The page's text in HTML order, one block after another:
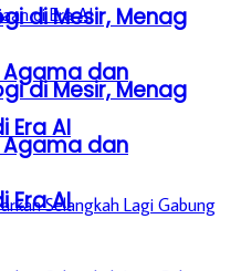
di Mesir, Menag
Agama dan
Era AI
di Mesir, Menag
Agama dan
Era AI